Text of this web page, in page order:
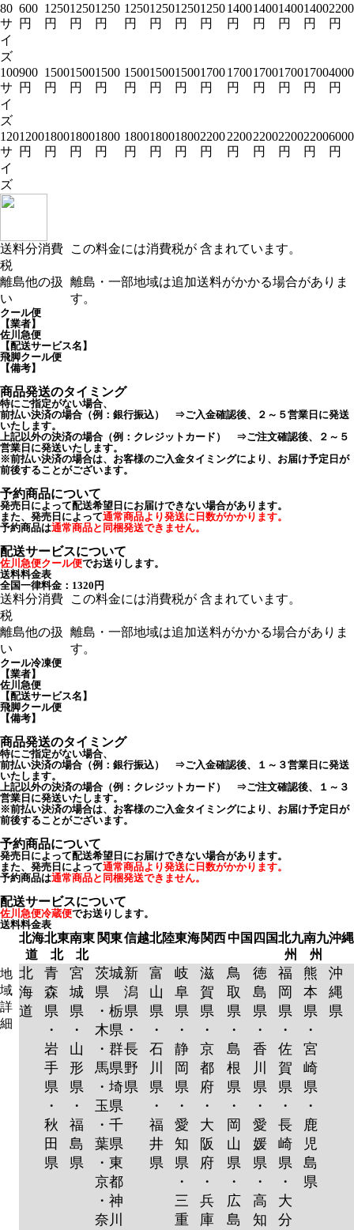
80
サ
イ
ズ
600
円
1250
円
1250
円
1250
円
1250
円
1250
円
1250
円
1250
円
1400
円
1400
円
1400
円
1400
円
2200
円
100
サ
イ
ズ
900
円
1500
円
1500
円
1500
円
1500
円
1500
円
1500
円
1700
円
1700
円
1700
円
1700
円
1700
円
4000
円
120
サ
イ
ズ
1200
円
1800
円
1800
円
1800
円
1800
円
1800
円
1800
円
2200
円
2200
円
2200
円
2200
円
2200
円
6000
円
送料分消費
税
この料金には消費税が 含まれています。
離島他の扱
い
離島・一部地域は追加送料がかかる場合がありま
す。
クール便
【業者】
佐川急便
【配送サービス名】
飛脚クール便
【備考】
商品発送のタイミング
特にご指定がない場合、
前払い決済の場合（例：銀行振込） ⇒ご入金確認後、２～５営業日に発送
いたします。
上記以外の決済の場合（例：クレジットカード） ⇒ご注文確認後、２～５
営業日に発送いたします。
※前払い決済の場合は、お客様のご入金タイミングにより、お届け予定日が
前後することがございます。
予約商品について
発売日によって配送希望日にお届けできない場合があります。
また、発売日によって通常商品より発送に日数がかかります。
予約商品は通常商品と同梱発送できません。
配送サービスについて
佐川急便クール便でお送りします。
送料料金表
全国一律料金：1320円
送料分消費
税
この料金には消費税が 含まれています。
離島他の扱
い
離島・一部地域は追加送料がかかる場合がありま
す。
クール冷凍便
【業者】
佐川急便
【配送サービス名】
飛脚クール便
【備考】
商品発送のタイミング
特にご指定がない場合、
前払い決済の場合（例：銀行振込） ⇒ご入金確認後、１～３営業日に発送
いたします。
上記以外の決済の場合（例：クレジットカード） ⇒ご注文確認後、１～３
営業日に発送いたします。
※前払い決済の場合は、お客様のご入金タイミングにより、お届け予定日が
前後することがございます。
予約商品について
発売日によって配送希望日にお届けできない場合があります。
また、発売日によって通常商品より発送に日数がかかります。
予約商品は通常商品と同梱発送できません。
配送サービスについて
佐川急便冷蔵便でお送りします。
送料料金表
北海
道
北東
北
南東
北
関東信越北陸東海関西中国 四国北九
州
南九
州
沖縄
地
域
詳
細
北
海
道
青
森
県
・
岩
手
県
・
秋
田
県
宮
城
県
・
山
形
県
・
福
島
県
茨城
県
・栃
木県
・群
馬県
・埼
玉県
・千
葉県
・東
京都
・神
奈川
新
潟
県
・
長
野
県
富
山
県
・
石
川
県
・
福
井
県
岐
阜
県
・
静
岡
県
・
愛
知
県
・
三
重
滋
賀
県
・
京
都
府
・
大
阪
府
・
兵
庫
鳥
取
県
・
島
根
県
・
岡
山
県
・
広
島
徳
島
県
・
香
川
県
・
愛
媛
県
・
高
知
福
岡
県
・
佐
賀
県
・
長
崎
県
・
大
分
熊
本
県
・
宮
崎
県
・
鹿
児
島
県
沖
縄
県